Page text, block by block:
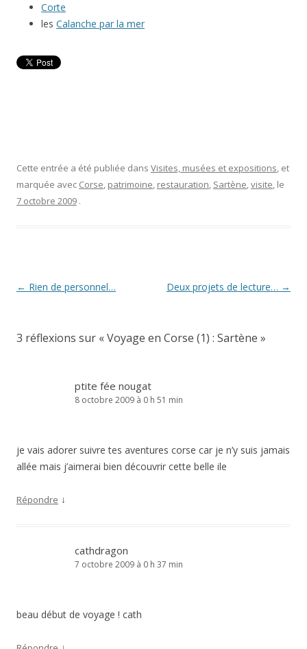
Corte
les Calanche par la mer
Cette entrée a été publiée dans Visites, musées et expositions, et
marquée avec Corse, patrimoine, restauration, Sartène,visite, le
7 octobre 2009 .
Navigation
← Rien de personnel… Deux projets de lecture… →
3 réflexions sur «Voyage en Corse (1) : Sartène »
ptite fée nougat
8 octobre 2009 à 0 h 51 min
je vais adorer suivre tes aventures corse car je n’y suis jamais
allée mais j’aimerai bien découvrir cette belle ile
Répondre ↓
cathdragon
7 octobre 2009 à 0 h 37 min
beau début de voyage ! cath